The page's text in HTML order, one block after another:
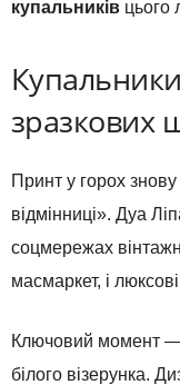
купальників цього
зразкових
Принт у горох
відмінниці». Дуа
соцмережах
масмаркет, і
Ключовий момент —
білого візерунка.